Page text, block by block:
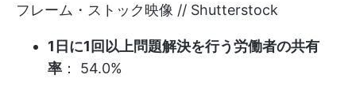
フレーム・ストック映像 // Shutterstock
1日に1回以上問題解決を行う労働者の共有
率 ： 54.0%